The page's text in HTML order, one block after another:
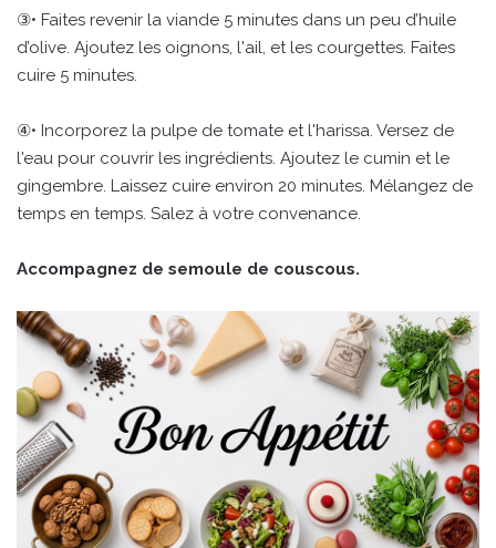
③• Faites revenir la viande 5 minutes dans un peu d’huile
d’olive. Ajoutez les oignons, l'ail, et les courgettes. Faites
cuire 5 minutes.
④• Incorporez la pulpe de tomate et l'harissa. Versez de
l'eau pour couvrir les ingrédients. Ajoutez le cumin et le
gingembre. Laissez cuire environ 20 minutes. Mélangez de
temps en temps. Salez à votre convenance.
Accompagnez de semoule de couscous.